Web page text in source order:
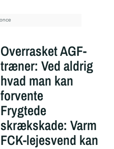
Overrasket AGF-
træner: Ved aldrig
hvad man kan
forvente
Frygtede
skrækskade: Varm
FCK-lejesvend kan